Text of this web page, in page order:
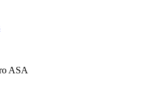
ASA